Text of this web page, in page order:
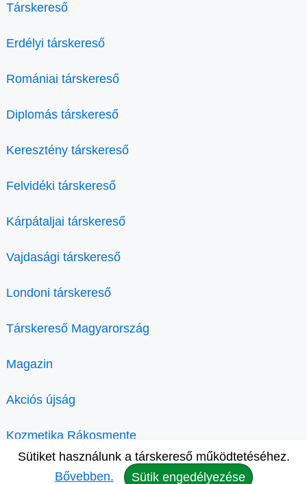
Társkereső
Erdélyi társkereső
Romániai társkereső
Diplomás társkereső
Keresztény társkereső
Felvidéki társkereső
Kárpátaljai társkereső
Vajdasági társkereső
Londoni társkereső
Társkereső Magyarország
Magazin
Akciós újság
Kozmetika Rákosmente
Sütiket használunk a társkereső működtetéséhez.
Bővebben.
Sütik engedélyezése